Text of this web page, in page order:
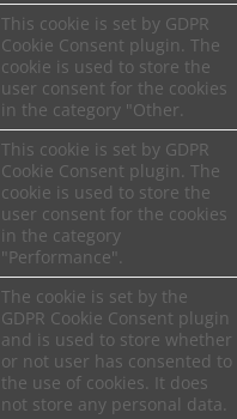
This cookie is set by GDPR
Cookie Consent plugin. The
cookie is used to store the
user consent for the cookies
in the category "Other.
This cookie is set by GDPR
Cookie Consent plugin. The
cookie is used to store the
user consent for the cookies
in the category
"Performance".
The cookie is set by the
GDPR Cookie Consent plugin
and is used to store whether
or not user has consented to
the use of cookies. It does
not store any personal data.